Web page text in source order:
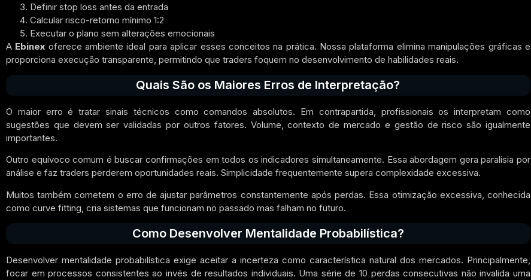
Definir stop loss antes da entrada
Calcular risco-retorno mínimo 1:2
Executar o plano sem alterações emocionais
A Ebinex oferece ambiente ideal para aplicar esses conceitos na prática. Nossa plataforma elimina manipulações gráficas e
proporciona execução transparente, permitindo que traders foquem no desenvolvimento de habilidades reais.
Quais São os Maiores Erros de Interpretação?
O maior erro é tratar sinais técnicos como comandos absolutos. Em contrapartida, profissionais os interpretam como
sugestões que devem ser validadas por outros fatores. Volume, contexto de mercado e gestão de risco são igualmente
importantes.
Outro equívoco comum é buscar confirmações em todos os indicadores simultaneamente. Essa abordagem gera paralisia por
análise e faz traders perderem oportunidades reais. Simplicidade frequentemente supera complexidade excessiva.
Muitos também cometem o erro de ajustar parâmetros constantemente após perdas. Essa otimização excessiva, conhecida
como curve fitting, cria sistemas que funcionam no passado mas falham no futuro.
Como Desenvolver Mentalidade Probabilística?
Desenvolver mentalidade probabilística exige aceitar a incerteza como característica natural dos mercados. Principalmente,
focar em processos consistentes ao invés de resultados individuais. Uma série de 10 perdas consecutivas não invalida uma